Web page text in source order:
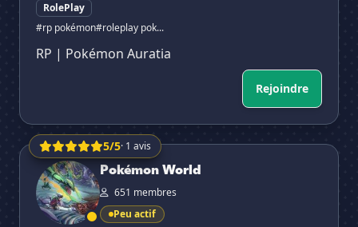
RolePlay
#rp pokémon#roleplay pok...
RP | Pokémon Auratia
Rejoindre
5/5· 1 avis
Pokémon World
Pokémon World
651 membres
Peu actif